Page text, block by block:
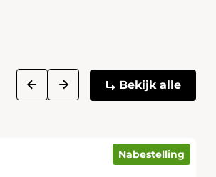
Bekijk alle
Nabestelling
prev next